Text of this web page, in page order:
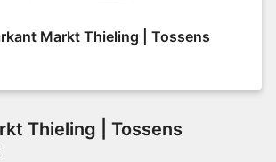
Markt Thieling | Tossens
Thieling | Tossens